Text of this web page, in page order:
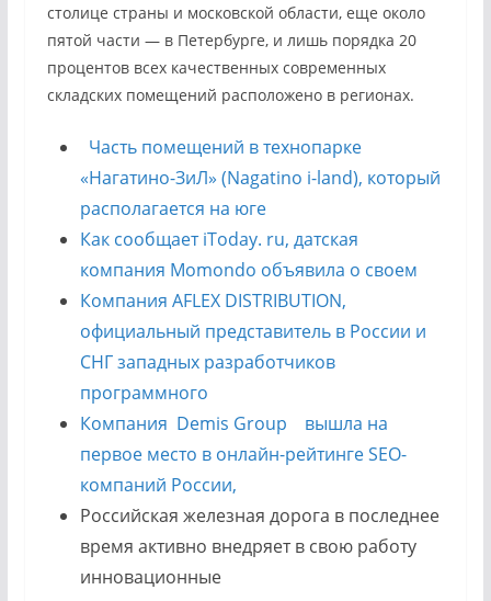
столице страны и московской области, еще около
пятой части — в Петербурге, и лишь порядка 20
процентов всех качественных современных
складских помещений расположено в регионах.
Часть помещений в технопарке
«Нагатино-ЗиЛ» (Nagatino i-land), который
располагается на юге
Как сообщает iToday. ru, датская
компания Momondo объявила о своем
Компания AFLEX DISTRIBUTION,
официальный представитель в России и
СНГ западных разработчиков
программного
Компания Demis Group вышла на
первое место в онлайн-рейтинге SEO-
компаний России,
Российская железная дорога в последнее
время активно внедряет в свою работу
инновационные